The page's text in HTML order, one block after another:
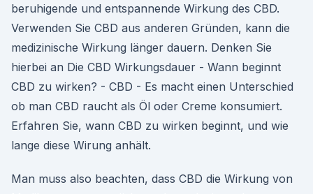
beruhigende und entspannende Wirkung des CBD.
Verwenden Sie CBD aus anderen Gründen, kann die
medizinische Wirkung länger dauern. Denken Sie
hierbei an Die CBD Wirkungsdauer - Wann beginnt
CBD zu wirken? - CBD - Es macht einen Unterschied
ob man CBD raucht als Öl oder Creme konsumiert.
Erfahren Sie, wann CBD zu wirken beginnt, und wie
lange diese Wirung anhält.
Man muss also beachten, dass CBD die Wirkung von